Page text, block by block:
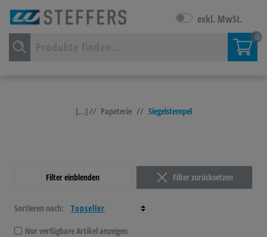
exkl. MwSt.
0
[...] // Papeterie // Siegelstempel
Filter einblenden Filter zurücksetzen
Sortieren nach:
Nur verfügbare Artikel anzeigen